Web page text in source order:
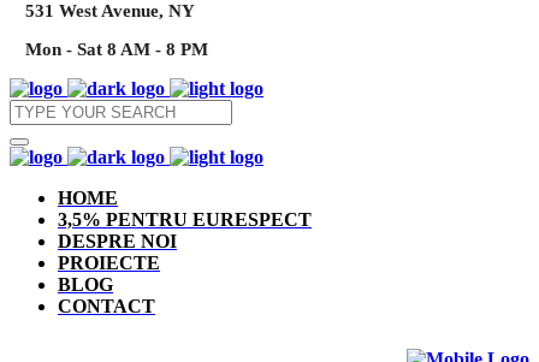
531 West Avenue, NY
Mon - Sat 8 AM - 8 PM
HOME
3,5% PENTRU EURESPECT
DESPRE NOI
PROIECTE
BLOG
CONTACT